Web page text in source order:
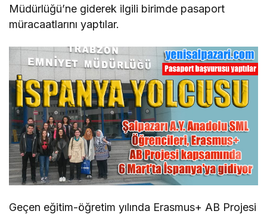
Müdürlüğü’ne giderek ilgili birimde pasaport
müracaatlarını yaptılar.
Geçen eğitim-öğretim yılında Erasmus+ AB Projesi